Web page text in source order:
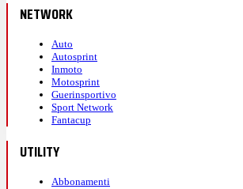
NETWORK
Auto
Autosprint
Inmoto
Motosprint
Guerinsportivo
Sport Network
Fantacup
UTILITY
Abbonamenti